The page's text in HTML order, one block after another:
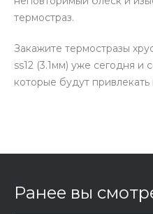
термостраз.
Закажите термостразы
ss12 (3.1мм) уже сегодня и
которые будут
Ранее вы